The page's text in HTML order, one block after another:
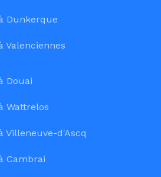
Dunkerque
Valenciennes
Douai
Wattrelos
Villeneuve-d'Ascq
Cambrai